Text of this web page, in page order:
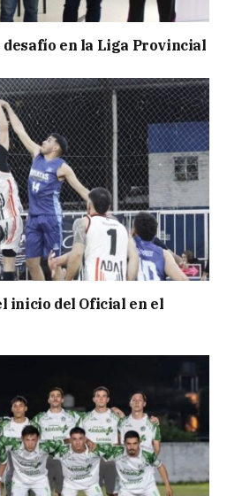
desafío en la Liga Provincial
inicio del Oficial en el